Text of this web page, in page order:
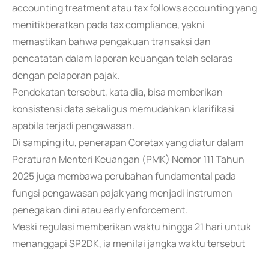
accounting treatment atau tax follows accounting yang
menitikberatkan pada tax compliance, yakni
memastikan bahwa pengakuan transaksi dan
pencatatan dalam laporan keuangan telah selaras
dengan pelaporan pajak.
Pendekatan tersebut, kata dia, bisa memberikan
konsistensi data sekaligus memudahkan klarifikasi
apabila terjadi pengawasan.
Di samping itu, penerapan Coretax yang diatur dalam
Peraturan Menteri Keuangan (PMK) Nomor 111 Tahun
2025 juga membawa perubahan fundamental pada
fungsi pengawasan pajak yang menjadi instrumen
penegakan dini atau early enforcement.
Meski regulasi memberikan waktu hingga 21 hari untuk
menanggapi SP2DK, ia menilai jangka waktu tersebut